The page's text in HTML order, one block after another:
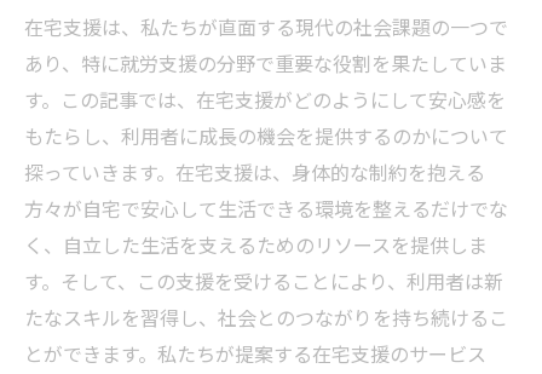
在宅支援は、私たちが直面する現代の社会課題の一つで
あり、特に就労支援の分野で重要な役割を果たしていま
す。この記事では、在宅支援がどのようにして安心感を
もたらし、利用者に成長の機会を提供するのかについて
探っていきます。在宅支援は、身体的な制約を抱える
方々が自宅で安心して生活できる環境を整えるだけでな
く、自立した生活を支えるためのリソースを提供しま
す。そして、この支援を受けることにより、利用者は新
たなスキルを習得し、社会とのつながりを持ち続けるこ
とができます。私たちが提案する在宅支援のサービス